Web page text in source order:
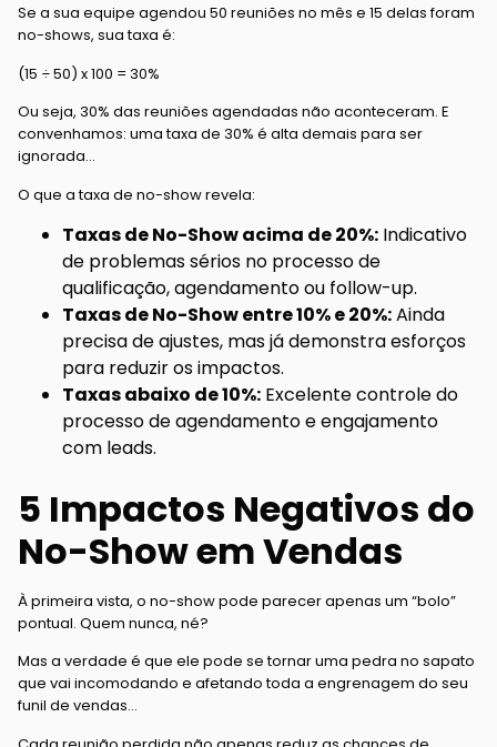
Se a sua equipe agendou 50 reuniões no mês e 15 delas foram
no-shows, sua taxa é:
(15 ÷ 50) x 100 = 30%
Ou seja, 30% das reuniões agendadas não aconteceram. E
convenhamos: uma taxa de 30% é alta demais para ser
ignorada…
O que a taxa de no-show revela:
Taxas de No-Show acima de 20%: Indicativo
de problemas sérios no processo de
qualificação, agendamento ou follow-up.
Taxas de No-Show entre 10% e 20%:Ainda
precisa de ajustes, mas já demonstra esforços
para reduzir os impactos.
Taxas abaixo de 10%: Excelente controle do
processo de agendamento e engajamento
com leads.
5 Impactos Negativos do
No-Show em Vendas
À primeira vista, o no-show pode parecer apenas um “bolo”
pontual. Quem nunca, né?
Mas a verdade é que ele pode se tornar uma pedra no sapato
que vai incomodando e afetando toda a engrenagem do seu
funil de vendas…